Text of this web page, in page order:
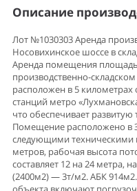
Описание
Лот №1030303 Аренда
Носовихинское шоссе в
Аренда помещения
производственно-
расположен в 5
станций метро
что обеспечивает
Помещение расположено в
следующими техническими
метров, рабочая высота
составляет 12 на 24 метра,
(2400м2) — 3т/м2. АБК